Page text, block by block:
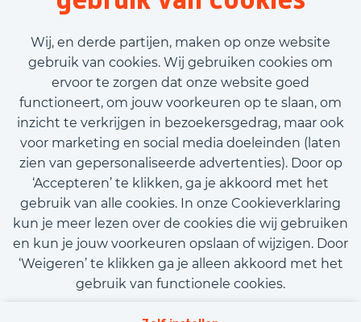
Wij, en derde partijen, maken op onze website
gebruik van cookies. Wij gebruiken cookies om
ervoor te zorgen dat onze website goed
functioneert, om jouw voorkeuren op te slaan, om
inzicht te verkrijgen in bezoekersgedrag, maar ook
voor marketing en social media doeleinden (laten
zien van gepersonaliseerde advertenties). Door op
‘Accepteren’ te klikken, ga je akkoord met het
gebruik van alle cookies. In onze Cookieverklaring
kun je meer lezen over de cookies die wij gebruiken
en kun je jouw voorkeuren opslaan of wijzigen. Door
‘Weigeren’ te klikken ga je alleen akkoord met het
gebruik van functionele cookies.
Achternaam
E-mailadres
Telefoonnummer
Upload CV (optioneel)
Upload CV
Kom met ons in contact